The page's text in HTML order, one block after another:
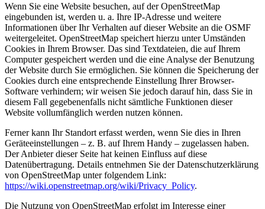
Wenn Sie eine Website besuchen, auf der OpenStreetMap
eingebunden ist, werden u. a. Ihre IP-Adresse und weitere
Informationen über Ihr Verhalten auf dieser Website an die OSMF
weitergeleitet. OpenStreetMap speichert hierzu unter Umständen
Cookies in Ihrem Browser. Das sind Textdateien, die auf Ihrem
Computer gespeichert werden und die eine Analyse der Benutzung
der Website durch Sie ermöglichen. Sie können die Speicherung der
Cookies durch eine entsprechende Einstellung Ihrer Browser-
Software verhindern; wir weisen Sie jedoch darauf hin, dass Sie in
diesem Fall gegebenenfalls nicht sämtliche Funktionen dieser
Website vollumfänglich werden nutzen können.
Ferner kann Ihr Standort erfasst werden, wenn Sie dies in Ihren
Geräteeinstellungen – z. B. auf Ihrem Handy – zugelassen haben.
Der Anbieter dieser Seite hat keinen Einfluss auf diese
Datenübertragung. Details entnehmen Sie der Datenschutzerklärung
von OpenStreetMap unter folgendem Link:
https://wiki.openstreetmap.org/wiki/Privacy_Policy.
Die Nutzung von OpenStreetMap erfolgt im Interesse einer